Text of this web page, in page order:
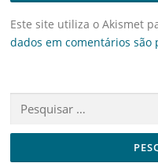
Este site utiliza o Akismet
dados em comentários são
Pesquisar